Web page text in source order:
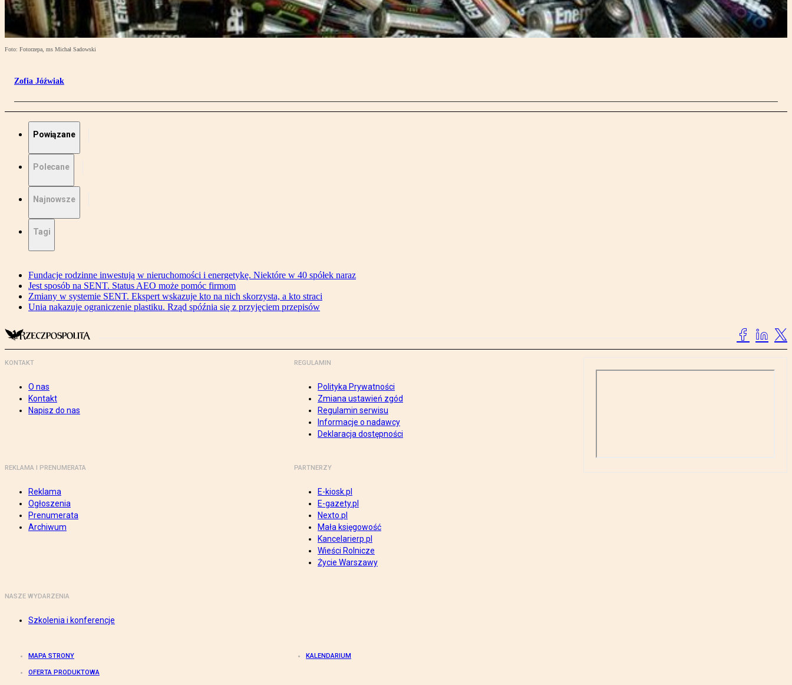
Foto: Fotorzepa, ms Michał Sadowski
Zofia Jóźwiak
Powiązane
Polecane
Najnowsze
Tagi
Fundacje rodzinne inwestują w nieruchomości i energetykę. Niektóre w 40 spółek naraz
Jest sposób na SENT. Status AEO może pomóc firmom
Zmiany w systemie SENT. Ekspert wskazuje kto na nich skorzysta, a kto straci
Unia nakazuje ograniczenie plastiku. Rząd spóźnia się z przyjęciem przepisów
KONTAKT
O nas
Kontakt
Napisz do nas
REGULAMIN
Polityka Prywatności
Zmiana ustawień zgód
Regulamin serwisu
Informacje o nadawcy
Deklaracja dostępności
REKLAMA I PRENUMERATA
Reklama
Ogłoszenia
Prenumerata
Archiwum
PARTNERZY
E-kiosk.pl
E-gazety.pl
Nexto.pl
Mała księgowość
Kancelarierp.pl
Wieści Rolnicze
Życie Warszawy
NASZE WYDARZENIA
Szkolenia i konferencje
MAPA STRONY KALENDARIUM
OFERTA PRODUKTOWA